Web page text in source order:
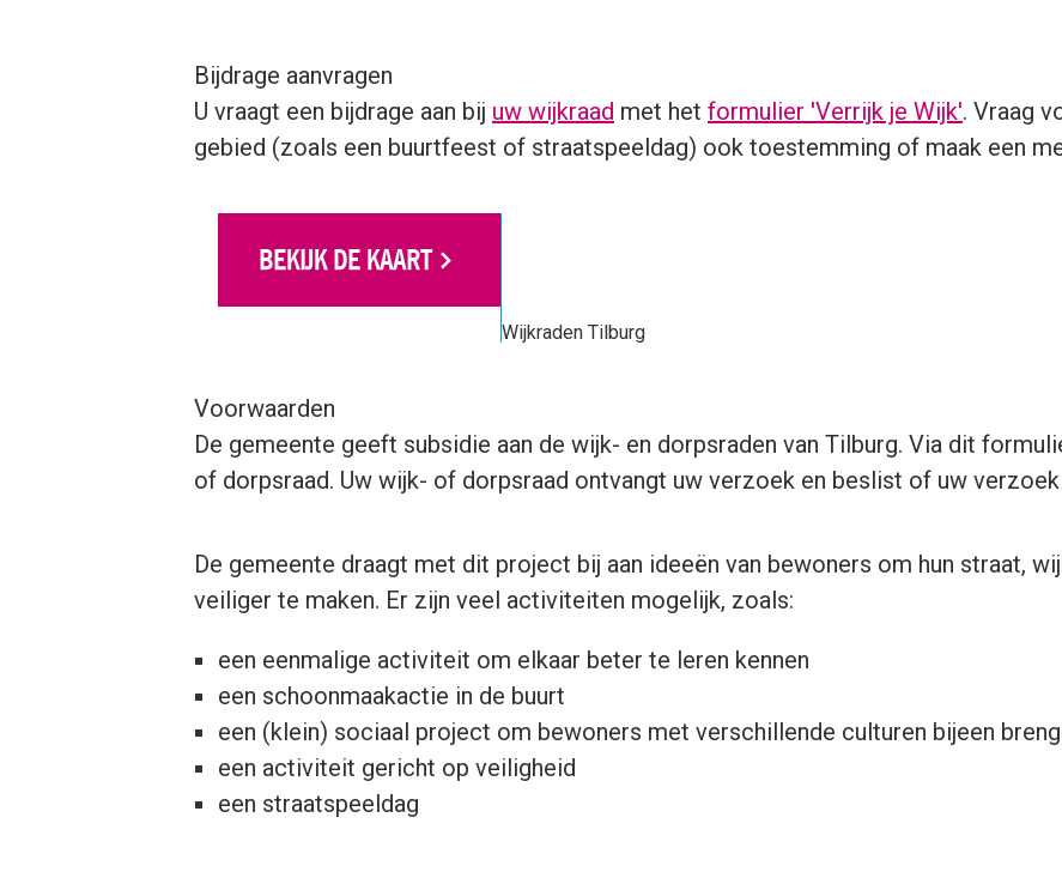
Bijdrage aanvragen
U vraagt een bijdrage aan bij uw wijkraad met het formulier 'Verrijk je Wijk'. Vraag
gebied (zoals een buurtfeest of straatspeeldag) ook toestemming of maak een
Wijkraden Tilburg
BEKIJK DE KAART
Voorwaarden
De gemeente geeft subsidie aan de wijk- en dorpsraden van Tilburg. Via dit
of dorpsraad. Uw wijk- of dorpsraad ontvangt uw verzoek en beslist of uw
De gemeente draagt met dit project bij aan ideeën van bewoners om hun straat,
veiliger te maken. Er zijn veel activiteiten mogelijk, zoals:
een eenmalige activiteit om elkaar beter te leren kennen
een schoonmaakactie in de buurt
een (klein) sociaal project om bewoners met verschillende culturen bijeen
een activiteit gericht op veiligheid
een straatspeeldag